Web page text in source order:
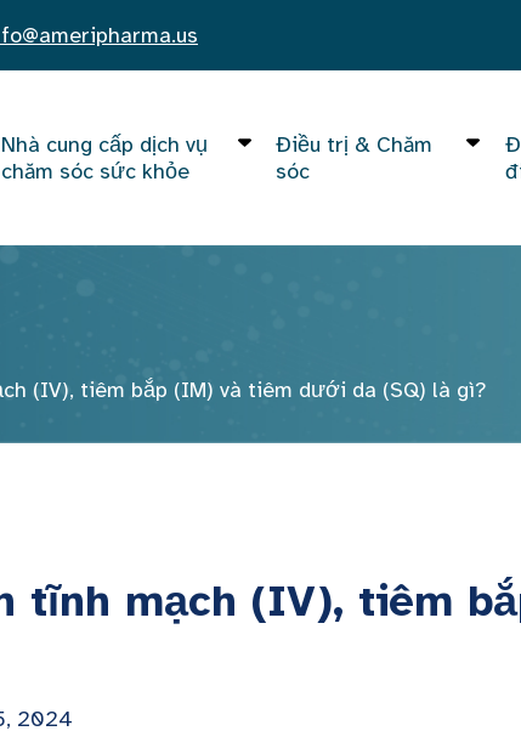
Nhà cung cấp dịch vụ
chăm sóc sức khỏe
Điều trị & Chăm
sóc
(IV), tiêm bắp (IM) và tiêm dưới da (SQ) là gì?
tĩnh mạch (IV), tiêm
2024